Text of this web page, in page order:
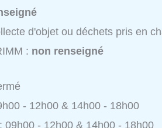
d'objet ou déchets pris en
: non renseigné
- 12h00 & 14h00 - 18h00
09h00 - 12h00 & 14h00 - 18h00